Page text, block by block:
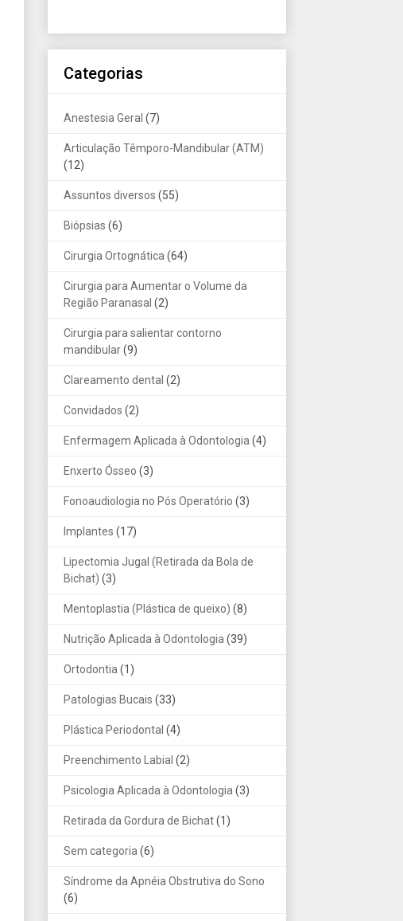
Categorias
Anestesia Geral (7)
Articulação Têmporo-Mandibular (ATM)
(12)
Assuntos diversos (55)
Biópsias (6)
Cirurgia Ortognática(64)
Cirurgia para Aumentar o Volume da
Região Paranasal (2)
Cirurgia para salientar contorno
mandibular(9)
Clareamento dental (2)
Convidados (2)
Enfermagem Aplicada à Odontologia(4)
Enxerto Ósseo (3)
Fonoaudiologia no Pós Operatório (3)
Implantes (17)
Lipectomia Jugal (Retirada da Bola de
Bichat) (3)
Mentoplastia (Plástica de queixo) (8)
Nutrição Aplicada à Odontologia(39)
Ortodontia(1)
Patologias Bucais (33)
Plástica Periodontal (4)
Preenchimento Labial (2)
Psicologia Aplicada à Odontologia(3)
Retirada da Gordura de Bichat(1)
Sem categoria(6)
Síndrome da Apnéia Obstrutiva do Sono
(6)